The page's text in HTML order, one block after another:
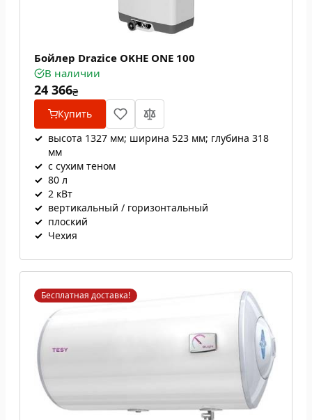
Бойлер Drazice OKHE ONE 100
В наличии
24 366₴
Купить
✓ высота 1327 мм; ширина 523 мм; глубина 318
мм
✓ с сухим теном
✓ 80 л
✓ 2 кВт
✓ вертикальный / горизонтальный
✓ плоский
✓ Чехия
Бесплатная доставка!